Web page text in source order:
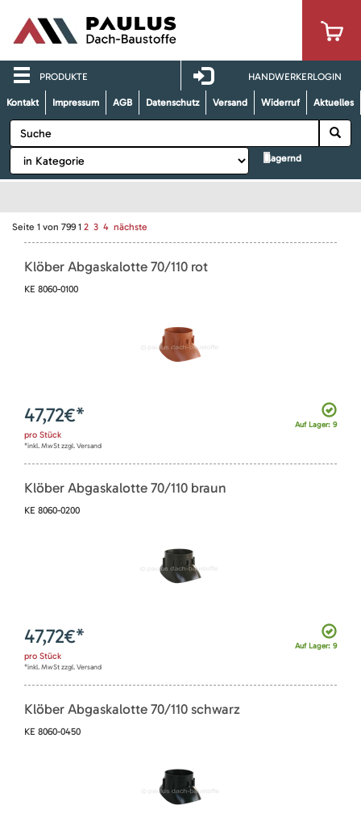
PRODUKTE HANDWERKERLOGIN
Kontakt Impressum AGB Datenschutz Versand Widerruf Aktuelles
lagernd
Seite 1 von 799 1 2 3 4 nächste
Klöber Abgaskalotte 70/110 rot
KE 8060-0100
Auf Lager: 9
47,72€*
pro Stück
*inkl. MwSt zzgl. Versand
Klöber Abgaskalotte 70/110 braun
KE 8060-0200
Auf Lager: 9
47,72€*
pro Stück
*inkl. MwSt zzgl. Versand
Klöber Abgaskalotte 70/110 schwarz
KE 8060-0450